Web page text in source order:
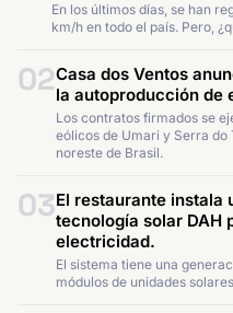
En los últimos días, se han
km/h en todo el país. Pero,
02Casa dos Ventos
la autoproducción de
Los contratos firmados se
eólicos de Umari y Serra do
noreste de Brasil.
03El restaurante instala
tecnología solar DAH
electricidad.
El sistema tiene una
módulos de unidades